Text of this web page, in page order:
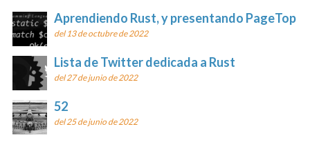
Aprendiendo Rust, y presentando PageTop
del 13 de octubre de 2022
Lista de Twitter dedicada a Rust
del 27 de junio de 2022
52
del 25 de junio de 2022